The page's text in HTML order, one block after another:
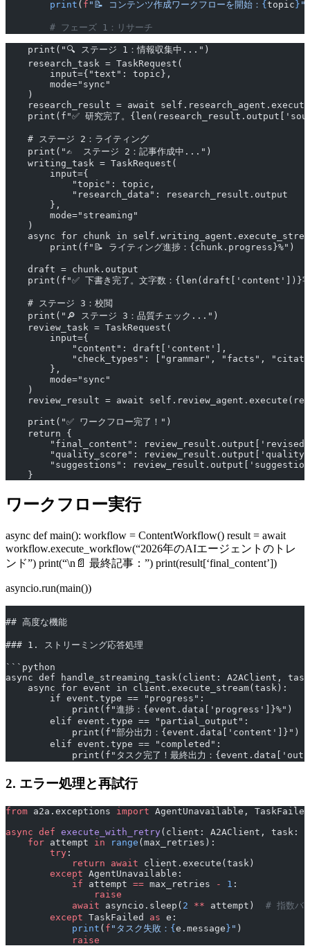
        print
( f "📝 コンテンツ作成ワークフローを開始： {topic} "
        # フェーズ 1：リサーチ
    print("🔍 ステージ 1：情報収集中...")
    research_task = TaskRequest(
        input={"text": topic},
        mode="sync"
    )
research_result = await
print(f"✅ 研究完了。
    # ステージ 2：ライティング
    print("✍️  ステージ 2：記事作成中...")
    writing_task = TaskRequest(
        input={
            "topic": topic,
            "research_data": research_result.output
        },
        mode="streaming"
    )
async for chunk in
        print(f"📝 ライティング進捗：{chunk.progress}%")
    draft = chunk.output
print(f"✅ 下書き完了。文字数：{len(draft['content'])}
    # ステージ 3：校閲
    print("🔎 ステージ 3：品質チェック...")
    review_task = TaskRequest(
        input={
            "content": draft['content'],
"check_types": ["grammar", "facts",
        },
        mode="sync"
    )
review_result = await
    print("✅ ワークフロー完了！")
    return {
"final_content":
"quality_score":
"suggestions":
    }
ワークフロー実行
async def main(): workflow = ContentWorkflow() result = await
workflow.execute_workflow(“2026年のAIエージェントのトレ
ンド”) print(“\n📄 最終記事：”) print(result[‘final_content’])
asyncio.run(main())
## 高度な機能
### 1. ストリーミング応答処理
```python
async def handle_streaming_task(client: A2AClient,
    async for event in client.execute_stream(task):
        if event.type == "progress":
            print(f"進捗：{event.data['progress']}%")
        elif event.type == "partial_output":
            print(f"部分出力：{event.data['content']}")
        elif event.type == "completed":
print(f"タスク完了！最終出力：
2. エラー処理と再試行
from a2a.exceptions import AgentUnavailable, TaskFailed
async def execute_with_retry(client: A2AClient, task:
    for
attempt in range (max_retries):
        try
:
            return
await client.execute(task)
        except
AgentUnavailable:
            if
attempt == max_retries - 1 :
                raise
            await
asyncio.sleep( 2 ** attempt) # 指数バ
        except
TaskFailed as e:
            print
( f "タスク失敗： { e.message } " )
            raise